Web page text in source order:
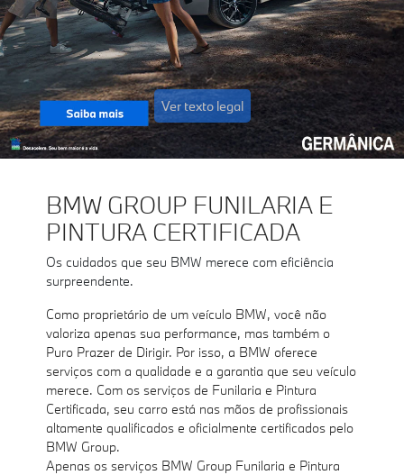
Ver texto legal
BMW GROUP FUNILARIA E
PINTURA CERTIFICADA
Os cuidados que seu BMW merece com eficiência
surpreendente.
Como proprietário de um veículo BMW, você não
valoriza apenas sua performance, mas também o
Puro Prazer de Dirigir. Por isso, a BMW oferece
serviços com a qualidade e a garantia que seu veículo
merece. Com os serviços de Funilaria e Pintura
Certificada, seu carro está nas mãos de profissionais
altamente qualificados e oficialmente certificados pelo
BMW Group.
Apenas os serviços BMW Group Funilaria e Pintura